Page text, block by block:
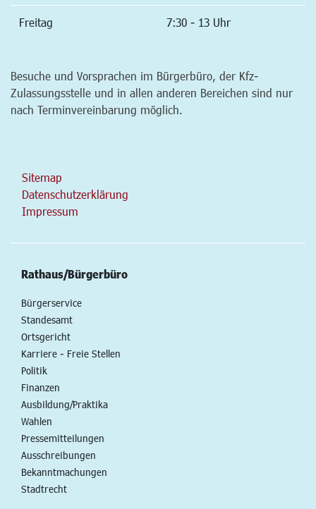
Freitag 7:30 - 13 Uhr
Besuche und Vorsprachen im Bürgerbüro, der Kfz-
Zulassungsstelle und in allen anderen Bereichen sind nur
nach Terminvereinbarung möglich.
Sitemap
Datenschutzerklärung
Impressum
Rathaus/Bürgerbüro
Bürgerservice
Standesamt
Ortsgericht
Karriere - Freie Stellen
Politik
Finanzen
Ausbildung/Praktika
Wahlen
Pressemitteilungen
Ausschreibungen
Bekanntmachungen
Stadtrecht